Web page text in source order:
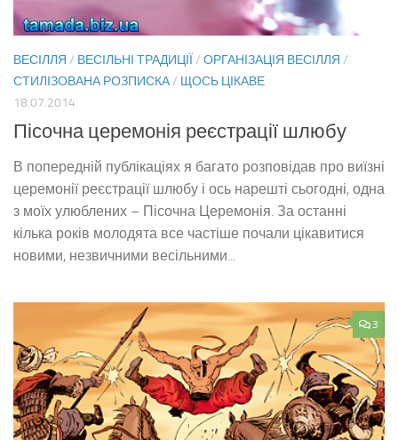
ВЕСІЛЛЯ / ВЕСІЛЬНІ ТРАДИЦІЇ / ОРГАНІЗАЦІЯ ВЕСІЛЛЯ /
СТИЛІЗОВАНА РОЗПИСКА/ ЩОСЬ ЦІКАВЕ
18.07.2014
Пісочна церемонія реєстрації шлюбу
В попередній публікаціях я багато розповідав про виїзні
церемонії реєстрації шлюбу і ось нарешті сьогодні, одна
з моїх улюблених – Пісочна Церемонія. За останні
кілька років молодята все частіше почали цікавитися
новими, незвичними весільними...
3